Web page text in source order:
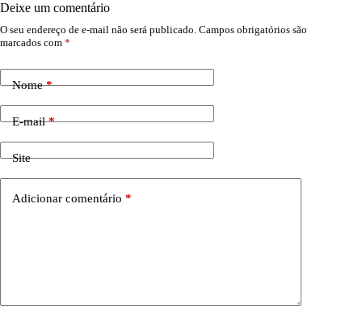
Deixe um comentário
O seu endereço de e-mail não será publicado. Campos obrigatórios são
marcados com *
Nome*
E-mail*
Site
Adicionar comentário *